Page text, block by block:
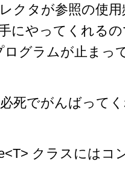
クタが参照の使
にやってくれる
ログラムが止まっ
死でがんばって
クラスにはコ